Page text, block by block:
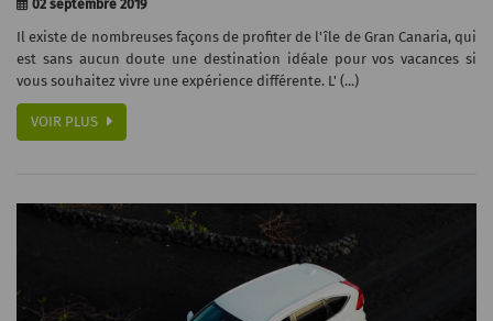
02 septembre 2019
Il existe de nombreuses façons de profiter de l'île de Gran Canaria, qui
est sans aucun doute une destination idéale pour vos vacances si
vous souhaitez vivre une expérience différente. L' (...)
VOIR PLUS